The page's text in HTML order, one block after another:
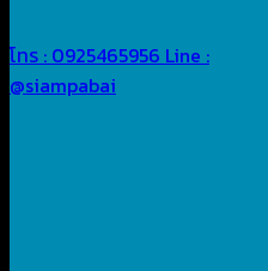
โทร : 0925465956 Line :
@siampabai